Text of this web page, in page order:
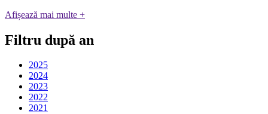
Afișează mai multe +
Filtru după an
2025
2024
2023
2022
2021